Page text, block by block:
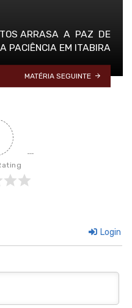
ARRASA A PAZ DE
PACIÊNCIA EM ITABIRA
MATÉRIA SEGUINTE
Login